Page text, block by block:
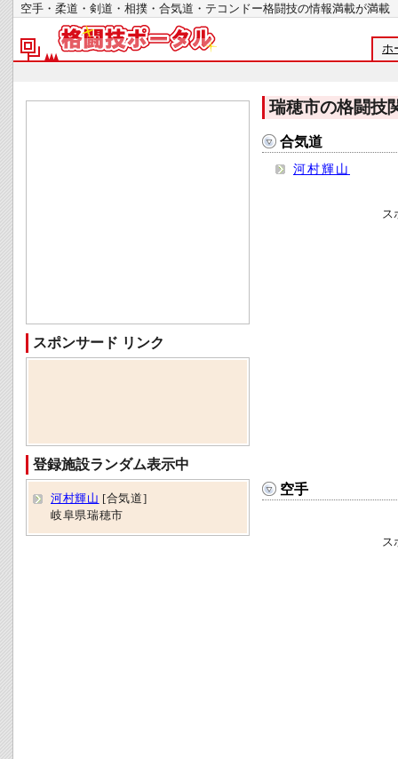
空手・柔道・剣道・相撲・合気道・テコンドー格闘技の情報満載が
ホ
瑞穂市の格闘技
合気道
河村輝山
ス
空手
ス
スポンサード リンク
登録施設ランダム表示中
河村輝山 [合気道]
岐阜県瑞穂市